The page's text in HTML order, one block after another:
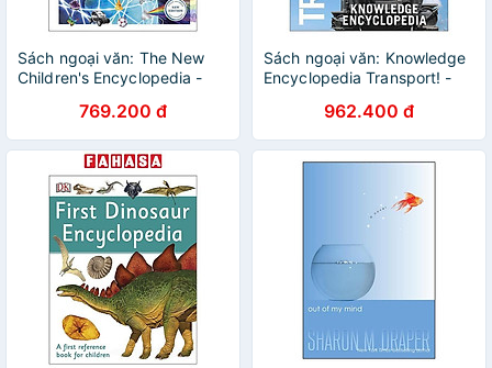
Sách ngoại văn: The New
Children's Encyclopedia -
769.200 đ
Sách ngoại văn: Knowledge
Encyclopedia Transport! -
962.400 đ